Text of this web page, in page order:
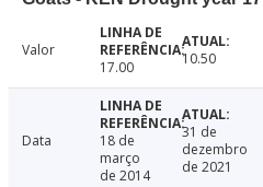
Valor
17.00
10.50
Data
18 de
março
de 2014
31 de
dezembro
de 2021